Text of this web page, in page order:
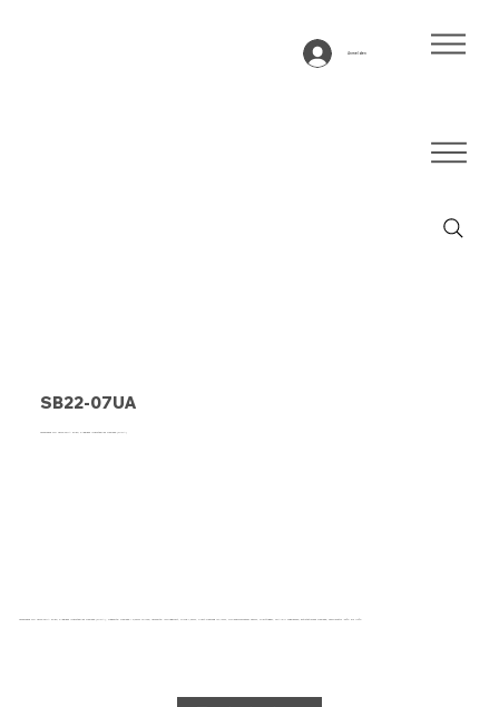
Anmelden
SB22-07UA
Förderband Typ SB22-07UA Blau, 2-lagiges querstabiles Gewebe (R/RA)
Förderband Typ SB22-07UA Blau, 2-lagiges querstabiles Gewebe (R/RA), Tragseite: Gewebe + 0,3mm Silikon, Laufseite: imprägniert, Dicke 1,6mm, Kraft-Dehnung 10N/mm, Rollendurchmesser 25mm, Gleitträger, FDA/EU zugelassen, antistatisches Gewebe, Temperatur -30°C bis 110°C